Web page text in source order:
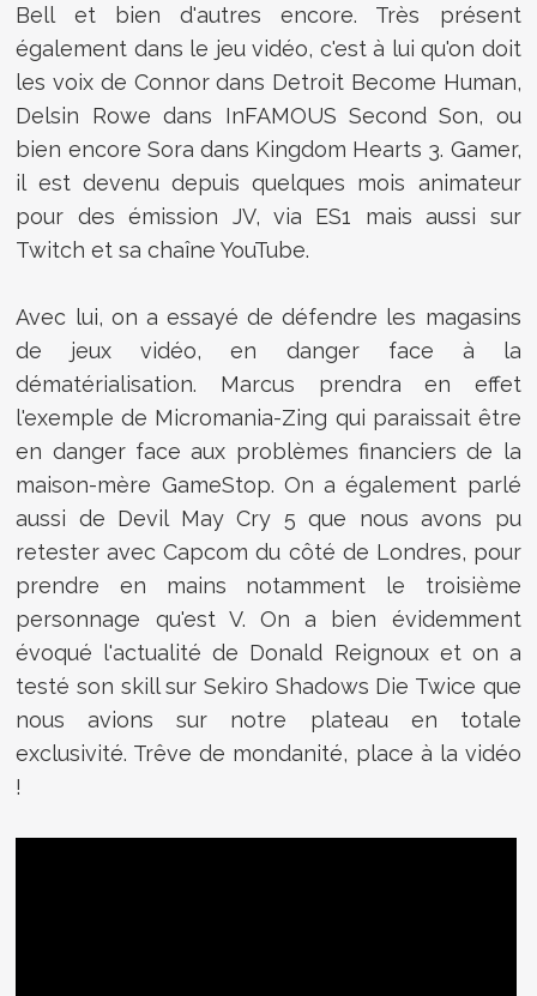
Bell et bien d'autres encore. Très présent
également dans le jeu vidéo, c'est à lui qu'on doit
les voix de Connor dans Detroit Become Human,
Delsin Rowe dans InFAMOUS Second Son, ou
bien encore Sora dans Kingdom Hearts 3. Gamer,
il est devenu depuis quelques mois animateur
pour des émission JV, via ES1 mais aussi sur
Twitch et sa chaîne YouTube.
Avec lui, on a essayé de défendre les magasins
de jeux vidéo, en danger face à la
dématérialisation. Marcus prendra en effet
l'exemple de Micromania-Zing qui paraissait être
en danger face aux problèmes financiers de la
maison-mère GameStop. On a également parlé
aussi de Devil May Cry 5 que nous avons pu
retester avec Capcom du côté de Londres, pour
prendre en mains notamment le troisième
personnage qu'est V. On a bien évidemment
évoqué l'actualité de Donald Reignoux et on a
testé son skill sur Sekiro Shadows Die Twice que
nous avions sur notre plateau en totale
exclusivité. Trêve de mondanité, place à la vidéo
!